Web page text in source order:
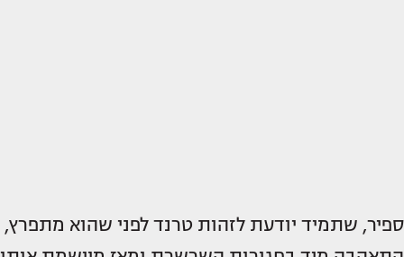
ספיר, שתמיד יודעת לזהות טרנד לפני שהוא מתפרץ,